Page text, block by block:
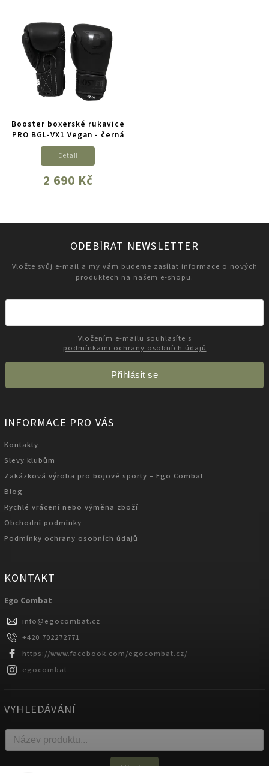
Booster boxerské rukavice
PRO BGL-VX1 Vegan - černá
2 690 Kč
Detail
ODEBÍRAT NEWSLETTER
Vložte svůj e-mail a my vám budeme zasílat informace o nových
produktech na našem e-shopu.
podmínkami ochrany osobních údajů
Přihlásit se
INFORMACE PRO VÁS
Kontakty
Slevy klubům
Zakázková výroba pro bojové sporty – Ego Combat
Blog
Rychlé vrácení nebo výměna zboží
Obchodní podmínky
Podmínky ochrany osobních údajů
KONTAKT
Ego Combat
info@egocombat.cz
+420 702272771
https://www.facebook.com/egocombat.cz/
egocombat
VYHLEDÁVÁNÍ
Hledat